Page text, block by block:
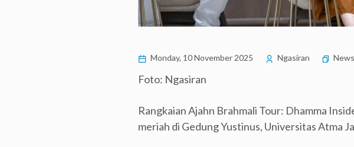
Monday, 10 November 2025 Ngasiran News
Foto: Ngasiran
Rangkaian Ajahn Brahmali Tour: Dhamma
meriah di Gedung Yustinus, Universitas Atma